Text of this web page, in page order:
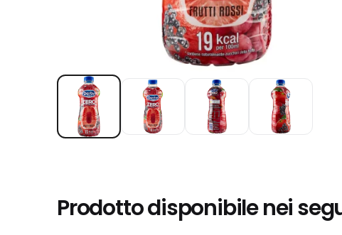
Prodotto disponibile nei